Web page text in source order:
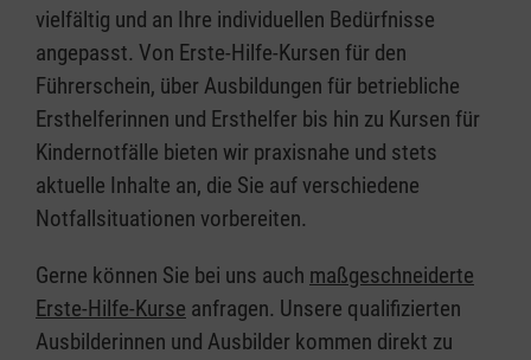
vielfältig und an Ihre individuellen Bedürfnisse
angepasst. Von Erste-Hilfe-Kursen für den
Führerschein, über Ausbildungen für betriebliche
Ersthelferinnen und Ersthelfer bis hin zu Kursen für
Kindernotfälle bieten wir praxisnahe und stets
aktuelle Inhalte an, die Sie auf verschiedene
Notfallsituationen vorbereiten.
Gerne können Sie bei uns auch maßgeschneiderte
Erste-Hilfe-Kurse anfragen. Unsere qualifizierten
Ausbilderinnen und Ausbilder kommen direkt zu